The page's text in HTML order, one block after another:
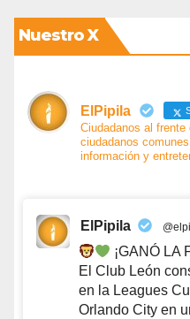
Nuestro X
ElPipila
Ciudadanos al
ciudadanos
información y
ElPipila
¡GANÓ LA
El Club León
en la Leagues
Orlando City en